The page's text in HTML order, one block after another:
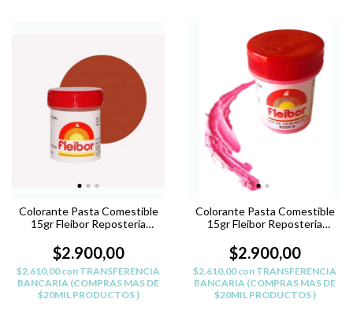
Colorante Pasta Comestible
15gr Fleibor Reposteria
$2.900,00
$2.610,00con TRANSFERENCIA
BANCARIA (COMPRAS MAS DE
$20MIL PRODUCTOS )
Colorante Pasta Comestible
15gr Fleibor Reposteria
$2.900,00
$2.610,00con TRANSFERENCIA
BANCARIA (COMPRAS MAS DE
$20MIL PRODUCTOS )